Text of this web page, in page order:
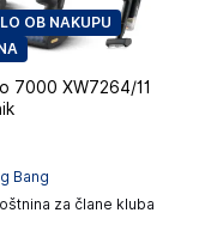
OB NAKUPU
7000 XW7264/11
Bang
za člane kluba